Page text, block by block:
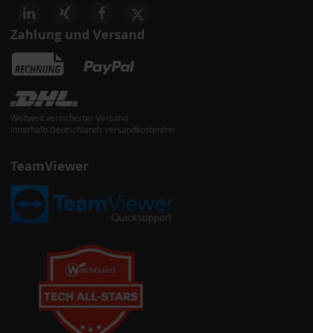
Zahlung und Versand
Weltweit versicherter Versand
Innerhalb Deutschlands versandkostenfrei
TeamViewer